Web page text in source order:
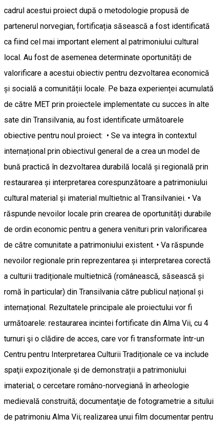
cadrul acestui proiect după o metodologie propusă de
partenerul norvegian, fortificația săsească a fost identificată
ca fiind cel mai important element al patrimoniului cultural
local. Au fost de asemenea determinate oportunități de
valorificare a acestui obiectiv pentru dezvoltarea economică
și socială a comunității locale. Pe baza experienței acumulată
de către MET prin proiectele implementate cu succes în alte
sate din Transilvania, au fost identificate următoarele
obiective pentru noul proiect: • Se va integra în contextul
internațional prin obiectivul general de a crea un model de
bună practică în dezvoltarea durabilă locală și regională prin
restaurarea și interpretarea corespunzătoare a patrimoniului
cultural material și imaterial multietnic al Transilvaniei. • Va
răspunde nevoilor locale prin crearea de oportunități durabile
de ordin economic pentru a genera venituri prin valorificarea
de către comunitate a patrimoniului existent. • Va răspunde
nevoilor regionale prin reprezentarea și interpretarea corectă
a culturii tradiționale multietnică (românească, săsească și
romă în particular) din Transilvania către publicul național și
internațional. Rezultatele principale ale proiectului vor fi
următoarele: restaurarea incintei fortificate din Alma Vii, cu 4
turnuri şi o clădire de acces, care vor fi transformate într-un
Centru pentru Interpretarea Culturii Tradiționale ce va include
spaţii expoziţionale şi de demonstrații a patrimoniului
imaterial; o cercetare româno-norvegiană în arheologie
medievală construită; documentaţie de fotogrametrie a sitului
de patrimoniu Alma Vii; realizarea unui film documentar pentru